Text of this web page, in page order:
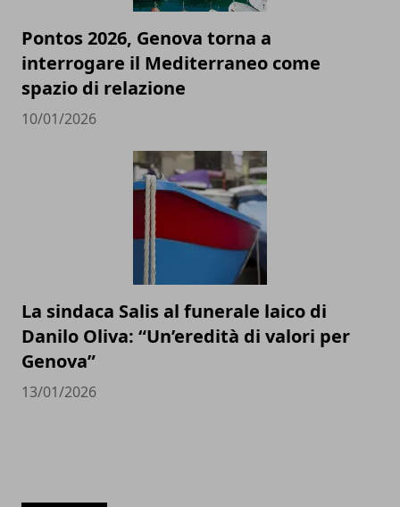
Pontos 2026, Genova torna a
interrogare il Mediterraneo come
spazio di relazione
10/01/2026
La sindaca Salis al funerale laico di
Danilo Oliva: “Un’eredità di valori per
Genova”
13/01/2026